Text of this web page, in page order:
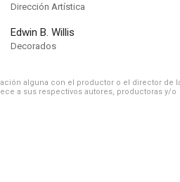
Dirección Artística
Edwin B. Willis
Decorados
alguna con el productor o el director de
a sus respectivos autores, productoras y/o